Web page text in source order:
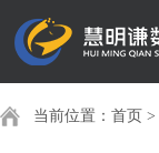
当前位置： 首页 >